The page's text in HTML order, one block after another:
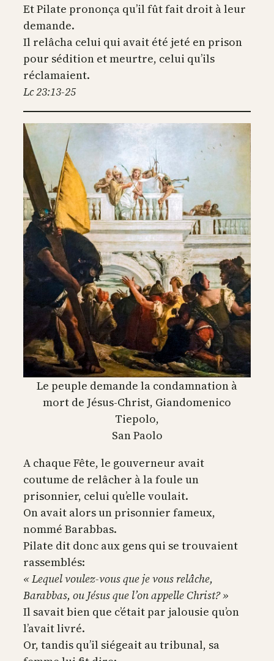
Et Pilate prononça qu’il fût fait droit à leur
demande.
Il relâcha celui qui avait été jeté en prison
pour sédition et meurtre, celui qu’ils
réclamaient.
Lc 23:13-25
Le peuple demande la condamnation à
mort de Jésus-Christ, Giandomenico
Tiepolo,
San Paolo
A chaque Fête, le gouverneur avait
coutume de relâcher à la foule un
prisonnier, celui qu’elle voulait.
On avait alors un prisonnier fameux,
nommé Barabbas.
Pilate dit donc aux gens qui se trouvaient
rassemblés:
« Lequel voulez-vous que je vous relâche,
Barabbas, ou Jésus que l’on appelle Christ? »
Il savait bien que c’était par jalousie qu’on
l’avait livré.
Or, tandis qu’il siégeait au tribunal, sa